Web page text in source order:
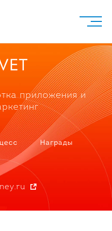
приложенияи
Награды